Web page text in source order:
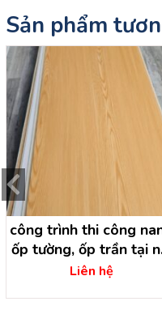
Sản phẩm
công trình thi công
ốp tường, ốp trần tại
bình hóc môn -hcm
Liên hệ